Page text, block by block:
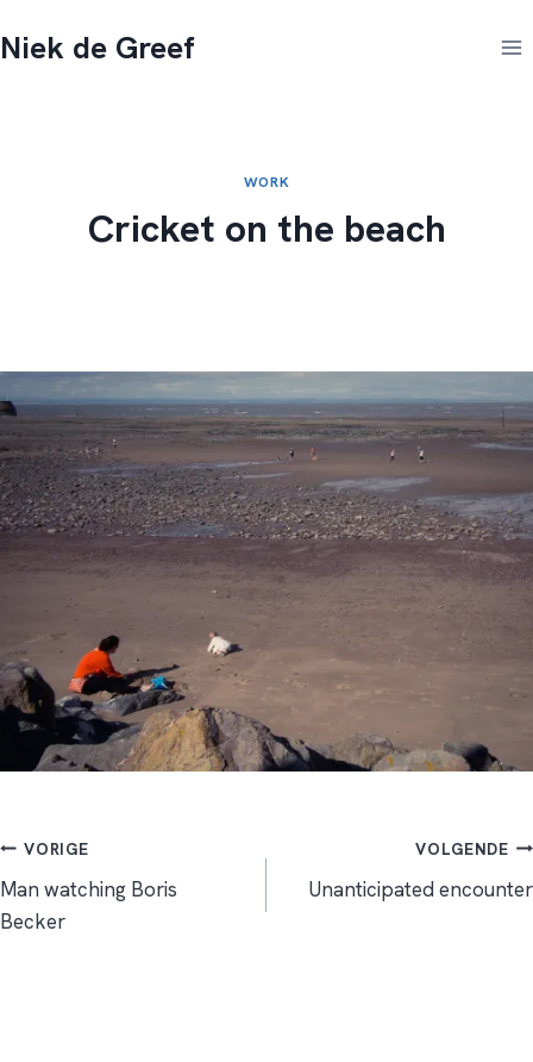
naar
Niek de Greef
WORK
Cricket on the beach
Bericht
navigatie
VORIGE
Man watching Boris
Becker
VOLGENDE
Unanticipated encounter